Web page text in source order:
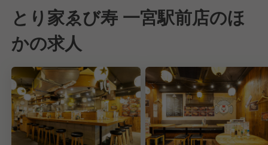
とり家ゑび寿 一宮駅前店のほ
かの求人